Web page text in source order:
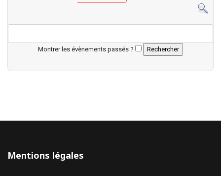
Montrer les évènements passés ?
Mentions légales